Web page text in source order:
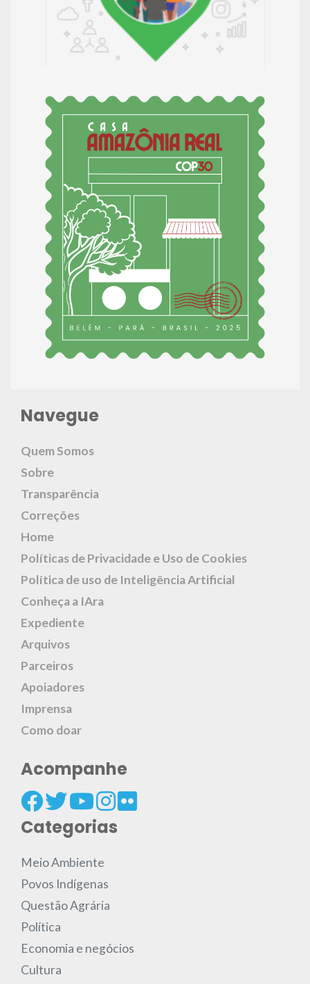
Navegue
Quem Somos
Sobre
Transparência
Correções
Home
Políticas de Privacidade e Uso de Cookies
Política de uso de Inteligência Artificial
Conheça a IAra
Expediente
Arquivos
Parceiros
Apoiadores
Imprensa
Como doar
Acompanhe
Categorias
Meio Ambiente
Povos Indígenas
Questão Agrária
Política
Economia e negócios
Cultura